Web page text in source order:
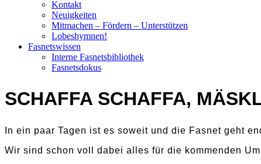
Kontakt
Neuigkeiten
Mitmachen – Fördern – Unterstützen
Lobeshymnen!
Fasnetswissen
Interne Fasnetsbibliothek
Fasnetsdokus
SCHAFFA SCHAFFA,
In ein paar Tagen ist es soweit und die Fasnet geht
Wir sind schon voll dabei alles für die kommenden